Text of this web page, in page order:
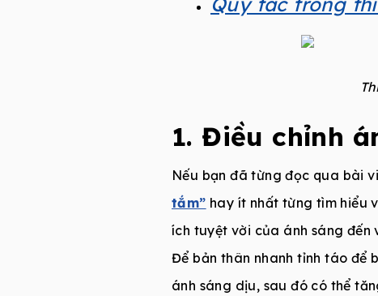
1. Điều chỉnh
Nếu bạn đã từng đọc qua bài
tắm” hay ít nhất từng tìm hiểu
ích tuyệt vời của ánh sáng đến
Để bản thân nhanh tỉnh táo để
ánh sáng dịu, sau đó có thể